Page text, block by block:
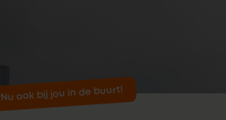
Nu ook bij jou in de buurt!